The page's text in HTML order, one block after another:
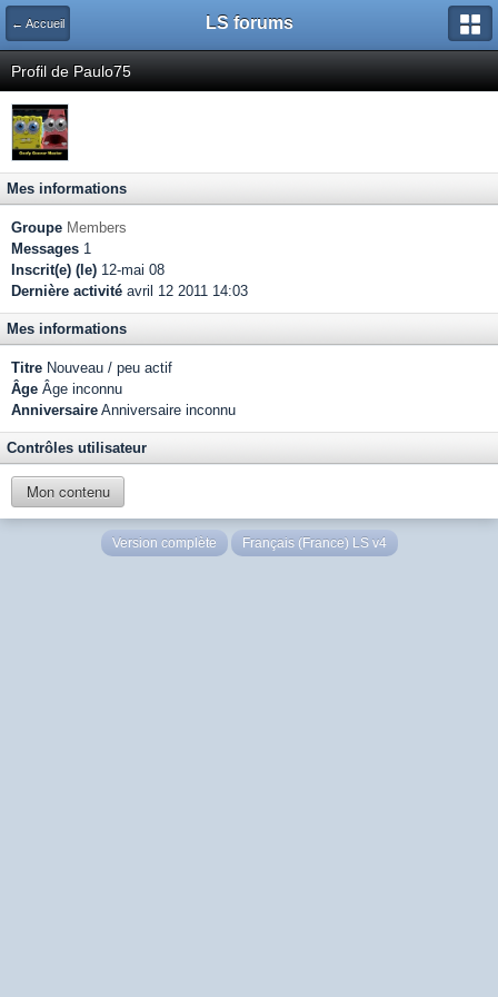
← Accueil LS forums
Profil de Paulo75
Mes informations
Groupe Members
Messages 1
Inscrit(e) (le) 12-mai 08
Dernière activité avril 12 2011 14:03
Mes informations
Titre Nouveau / peu actif
Âge Âge inconnu
Anniversaire Anniversaire inconnu
Contrôles utilisateur
Mon contenu
Version complète Français (France) LS v4